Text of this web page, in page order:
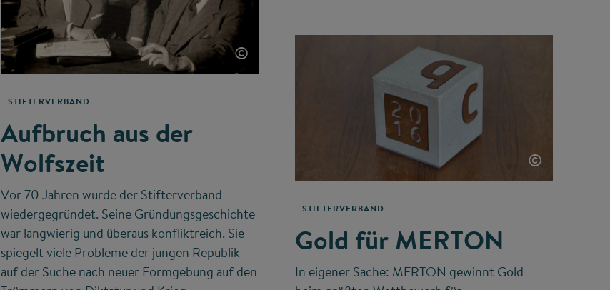
©
STIFTERVERBAND
Aufbruch aus der
Wolfszeit
Vor 70 Jahren wurde der Stifterverband
wiedergegründet. Seine Gründungsgeschichte
war langwierig und überaus konfliktreich. Sie
spiegelt viele Probleme der jungen Republik
auf der Suche nach neuer Formgebung auf den
©
STIFTERVERBAND
Gold für MERTON
In eigener Sache: MERTON gewinnt Gold